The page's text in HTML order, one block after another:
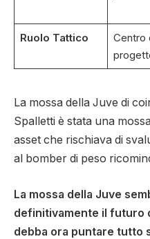
Ruolo Tattico
Centro
La mossa della Juve di
Spalletti è stata una
asset che rischiava di
al bomber di peso
La mossa della Juve
definitivamente il futuro
debba ora puntare tutto